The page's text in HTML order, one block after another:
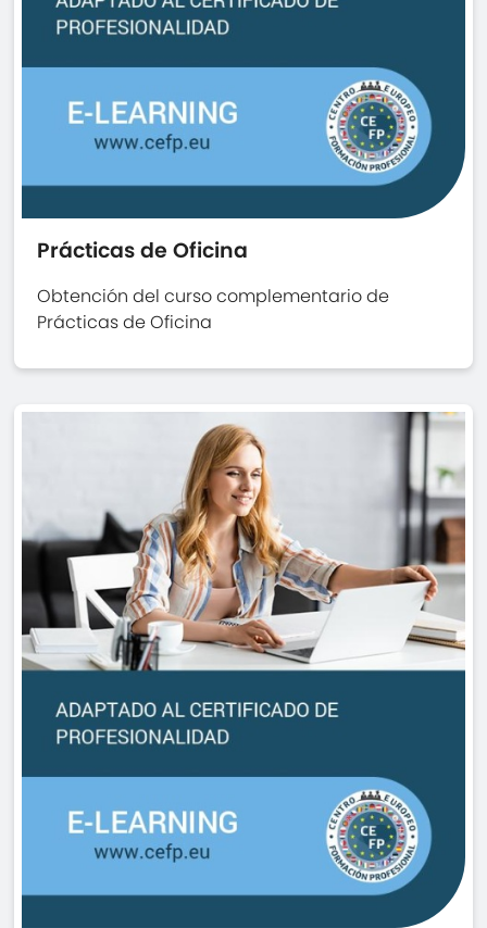
Prácticas de Oficina
Obtención del curso complementario de
Prácticas de Oficina